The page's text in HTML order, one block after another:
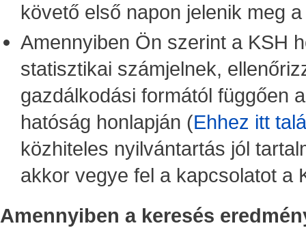
követő első napon jelenik meg
Amennyiben Ön szerint a KSH
statisztikai számjelnek,
gazdálkodási formától függően
hatóság honlapján (Ehhez itt
közhiteles nyilvántartás jól
akkor vegye fel a kapcsolatot a
Amennyiben a keresés